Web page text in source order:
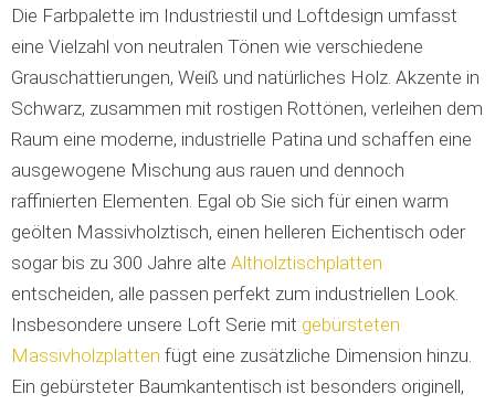
Die Farbpalette im Industriestil und Loftdesign umfasst
eine Vielzahl von neutralen Tönen wie verschiedene
Grauschattierungen, Weiß und natürliches Holz. Akzente in
Schwarz, zusammen mit rostigen Rottönen, verleihen dem
Raum eine moderne, industrielle Patina und schaffen eine
ausgewogene Mischung aus rauen und dennoch
raffinierten Elementen. Egal ob Sie sich für einen warm
geölten Massivholztisch, einen helleren Eichentisch oder
sogar bis zu 300 Jahre alte Altholztischplatten
entscheiden, alle passen perfekt zum industriellen Look.
Insbesondere unsere Loft Serie mit gebürsteten
Massivholzplatten fügt eine zusätzliche Dimension hinzu.
Ein gebürsteter Baumkantentisch ist besonders originell,